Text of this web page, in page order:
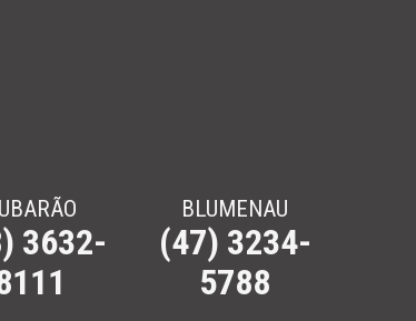
em Santa Catarina – Florianópolis, São Jose e
3632-
BLUMENAU
(47) 3234-
5788